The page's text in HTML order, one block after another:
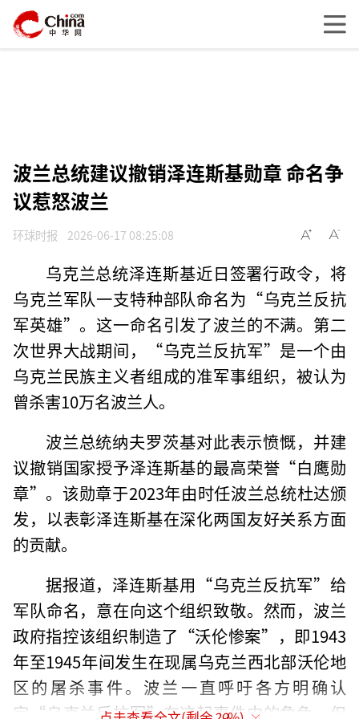
波兰总统建议撤销泽连斯基勋章 命名争
议惹怒波兰
环球时报 2026-06-17 08:25:08
乌克兰总统泽连斯基近日签署行政令，将
乌克兰军队一支特种部队命名为“乌克兰反抗
军英雄”。这一命名引发了波兰的不满。第二
次世界大战期间，“乌克兰反抗军”是一个由
乌克兰民族主义者组成的准军事组织，被认为
曾杀害10万名波兰人。
波兰总统纳夫罗茨基对此表示愤慨，并建
议撤销国家授予泽连斯基的最高荣誉“白鹰勋
章”。该勋章于2023年由时任波兰总统杜达颁
发，以表彰泽连斯基在深化两国友好关系方面
的贡献。
据报道，泽连斯基用“乌克兰反抗军”给
军队命名，意在向这个组织致敬。然而，波兰
政府指控该组织制造了“沃伦惨案”，即1943
年至1945年间发生在现属乌克兰西北部沃伦地
区的屠杀事件。波兰一直呼吁各方明确认
定“乌克兰反抗军”在这起事件中的角色，但